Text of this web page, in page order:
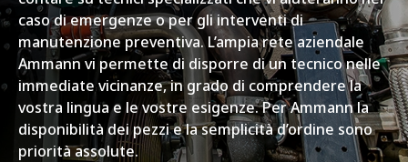
caso di emergenze o per gli interventi di
manutenzione preventiva. L’ampia rete aziendale
Ammann vi permette di disporre di un tecnico nelle
immediate vicinanze, in grado di comprendere la
vostra lingua e le vostre esigenze. Per Ammann la
disponibilità dei pezzi e la semplicità d’ordine sono
priorità assolute.